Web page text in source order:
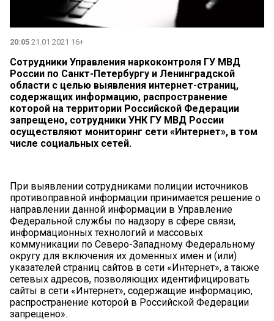
20:05 21.01.2021 16+
Сотрудники Управления наркоконтроля ГУ МВД
России по Санкт-Петербургу и Ленинградской
области с целью выявления интернет-страниц,
содержащих информацию, распространение
которой на территории Российской Федерации
запрещено, сотрудники УНК ГУ МВД России
осуществляют мониторинг сети «Интернет», в том
числе социальных сетей.
При выявлении сотрудниками полиции источников
противоправной информации принимается решение о
направлении данной информации в Управление
Федеральной службы по надзору в сфере связи,
информационных технологий и массовых
коммуникации по Северо-Западному Федеральному
округу для включения их доменных имен и (или)
указателей страниц сайтов в сети «Интернет», а также
сетевых адресов, позволяющих идентифицировать
сайты в сети «Интернет», содержащие информацию,
распространение которой в Российской Федерации
запрещено».